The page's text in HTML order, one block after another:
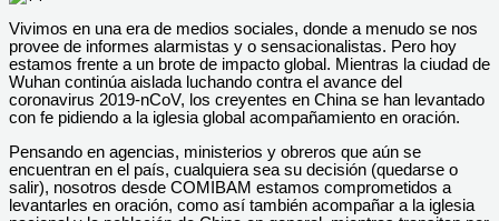
Vivimos en una era de medios sociales, donde a menudo se nos
provee de informes alarmistas y o sensacionalistas. Pero hoy
estamos frente a un brote de impacto global. Mientras la ciudad de
Wuhan continúa aislada luchando contra el avance del
coronavirus 2019-nCoV, los creyentes en China se han levantado
con fe pidiendo a la iglesia global acompañamiento en oración.
Pensando en agencias, ministerios y obreros que aún se
encuentran en el país, cualquiera sea su decisión (quedarse o
salir), nosotros desde COMIBAM estamos comprometidos a
levantarles en oración, como así también acompañar a la iglesia